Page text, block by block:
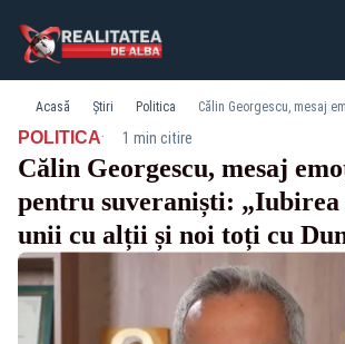
Acasă Știri Politica
POLITICA· 1 min citire
Călin Georgescu, mesaj
pentru suveraniști: „Iubirea
unii cu alții și noi toți cu